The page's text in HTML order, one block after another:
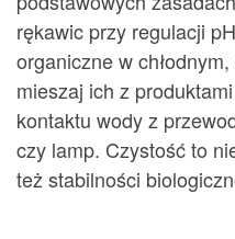
rękawic przy regulacji
organiczne w
mieszaj ich z
kontaktu wody z
czy lamp. Czystość to
też stabilności